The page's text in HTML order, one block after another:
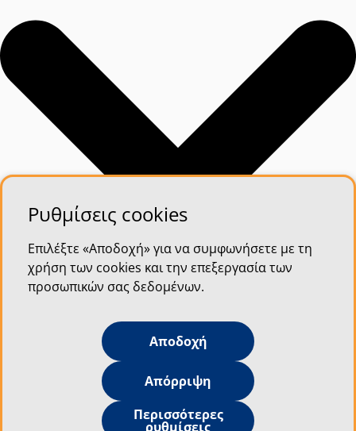
Ρυθμίσεις cookies
Επιλέξτε «Αποδοχή» για να συμφωνήσετε με τη
χρήση των cookies και την επεξεργασία των
προσωπικών σας δεδομένων.
Αποδοχή
Απόρριψη
Περισσότερες
ρυθμίσεις